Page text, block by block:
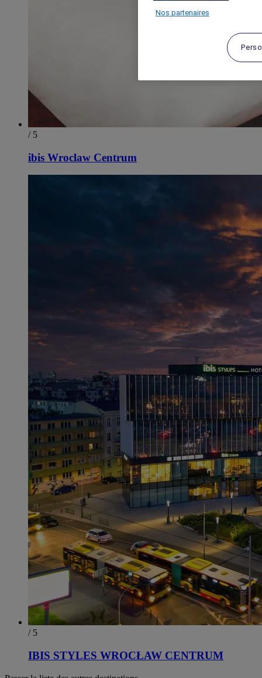
/ 5
ibis Wroclaw Centrum
/ 5
IBIS STYLES WROCŁAW CENTRUM
Nos partenaires